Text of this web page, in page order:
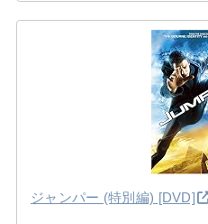
ジャンパー (特別編) [DVD]